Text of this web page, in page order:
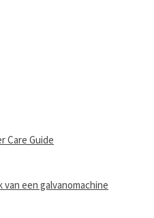
Care Guide
een galvanomachine